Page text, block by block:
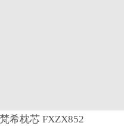
梵希枕芯 FXZX852